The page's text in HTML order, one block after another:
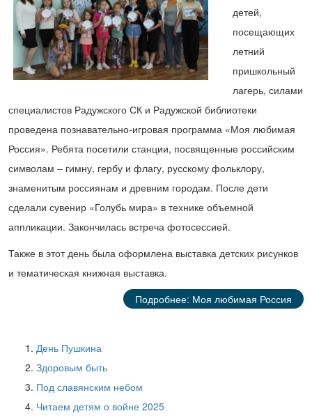
детей,
посещающих
летний
пришкольный
лагерь, силами
специалистов Радужского СК и Радужской библиотеки
проведена познавательно-игровая программа «Моя любимая
Россия». Ребята посетили станции, посвященные российским
символам – гимну, гербу и флагу, русскому фольклору,
знаменитым россиянам и древним городам. После дети
сделали сувенир «Голубь мира» в технике объемной
аппликации. Закончилась встреча фотосессией.
Также в этот день была оформлена выставка детских рисунков
и тематическая книжная выставка.
Подробнее: Моя любимая Россия
День Пушкина
Здоровым быть
Под славянским небом
Читаем детям о войне 2025